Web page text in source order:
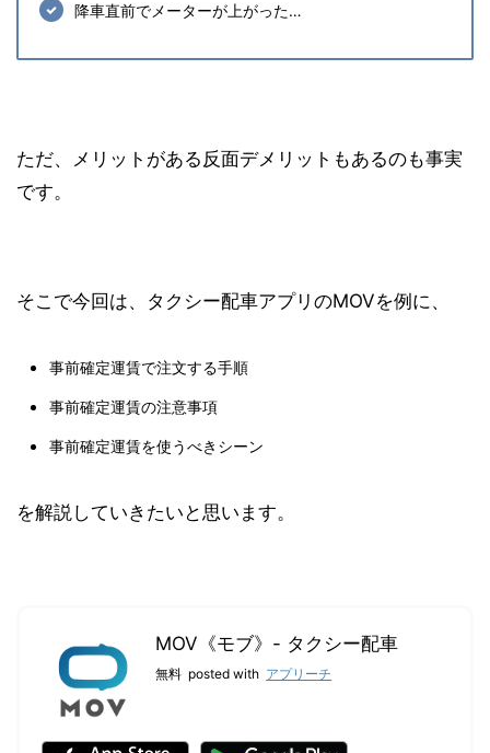
降車直前でメーターが上がった…
ただ、メリットがある反面デメリットもあるのも事実
です。
そこで今回は、タクシー配車アプリのMOVを例に、
事前確定運賃で注文する手順
事前確定運賃の注意事項
事前確定運賃を使うべきシーン
を解説していきたいと思います。
MOV《モブ》- タクシー配車
無料 posted with アプリーチ